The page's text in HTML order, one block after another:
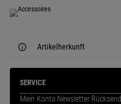
Artikelherkunft
SERVICE
Mein Konto Newsletter